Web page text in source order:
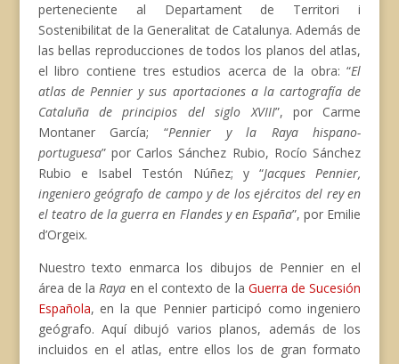
perteneciente al Departament de Territori i
Sostenibilitat de la Generalitat de Catalunya. Además de
las bellas reproducciones de todos los planos del atlas,
el libro contiene tres estudios acerca de la obra: “El
atlas de Pennier y sus aportaciones a la cartografía de
Cataluña de principios del siglo XVIII”, por Carme
Montaner García; “Pennier y la Raya hispano-
portuguesa” por Carlos Sánchez Rubio, Rocío Sánchez
Rubio e Isabel Testón Núñez; y “Jacques Pennier,
ingeniero geógrafo de campo y de los ejércitos del rey en
el teatro de la guerra en Flandes y en España”, por Emilie
d’Orgeix.
Nuestro texto enmarca los dibujos de Pennier en el
área de laRaya en el contexto de la Guerra de Sucesión
Española, en la que Pennier participó como ingeniero
geógrafo. Aquí dibujó varios planos, además de los
incluidos en el atlas, entre ellos los de gran formato